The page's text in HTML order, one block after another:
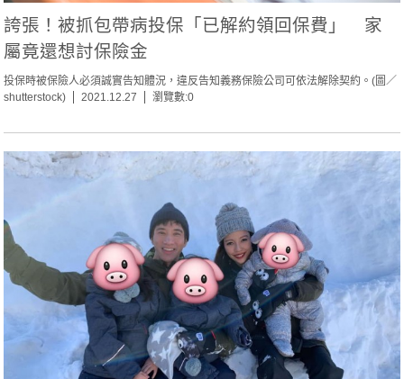
誇張！被抓包帶病投保「已解約領回保費」 家
屬竟還想討保險金
投保時被保險人必須誠實告知體況，違反告知義務保險公司可依法解除契約。(圖／
shutterstock)
2021.12.27 瀏覽數:0